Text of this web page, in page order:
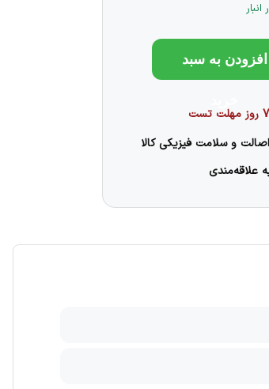
افزودن به سبد
اصالت و سلامت فیزیکی کالا
علاقه‌مندی